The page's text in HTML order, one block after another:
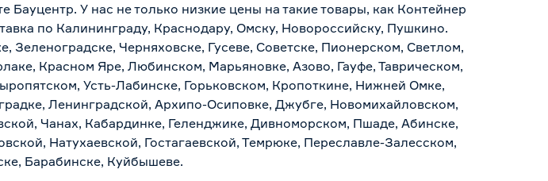
У нас не только низкие цены на такие товары, как Контейнер
по Калининграду, Краснодару, Омску, Новороссийску, Пушкино.
Зеленоградске, Черняховске, Гусеве, Советске, Пионерском, Светлом,
Красном Яре, Любинском, Марьяновке, Азово, Гауфе, Таврическом,
Усть-Лабинске, Горьковском, Кропоткине, Нижней Омке,
Ленинградской, Архипо-Осиповке, Джубге, Новомихайловском,
Чанах, Кабардинке, Геленджике, Дивноморском, Пшаде, Абинске,
Натухаевской, Гостагаевской, Темрюке, Переславле-Залесском,
Барабинске, Куйбышеве.